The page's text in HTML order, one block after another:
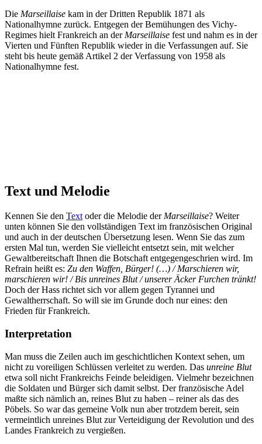
Die Marseillaise kam in der Dritten Republik 1871 als
Nationalhymne zurück. Entgegen der Bemühungen des Vichy-
Regimes hielt Frankreich an derMarseillaise fest und nahm es in der
Vierten und Fünften Republik wieder in die Verfassungen auf. Sie
steht bis heute gemäß Artikel 2 der Verfassung von 1958 als
Nationalhymne fest.
Text und Melodie
Kennen Sie den Text oder die Melodie der Marseillaise? Weiter
unten können Sie den vollständigen Text im französischen Original
und auch in der deutschen Übersetzung lesen. Wenn Sie das zum
ersten Mal tun, werden Sie vielleicht entsetzt sein, mit welcher
Gewaltbereitschaft Ihnen die Botschaft entgegengeschrien wird. Im
Refrain heißt es: Zu den Waffen, Bürger! (…) / Marschieren wir,
marschieren wir! / Bis unreines Blut / unserer Äcker Furchen tränkt!
Doch der Hass richtet sich vor allem gegen Tyrannei und
Gewaltherrschaft. So will sie im Grunde doch nur eines: den
Frieden für Frankreich.
Interpretation
Man muss die Zeilen auch im geschichtlichen Kontext sehen, um
nicht zu voreiligen Schlüssen verleitet zu werden. Das unreine Blut
etwa soll nicht Frankreichs Feinde beleidigen. Vielmehr bezeichnen
die Soldaten und Bürger sich damit selbst. Der französische Adel
maßte sich nämlich an, reines Blut zu haben – reiner als das des
Pöbels. So war das gemeine Volk nun aber trotzdem bereit, sein
vermeintlich unreines Blut zur Verteidigung der Revolution und des
Landes Frankreich zu vergießen.